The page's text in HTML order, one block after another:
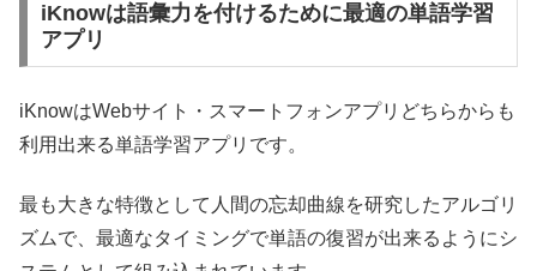
iKnowは語彙力を付けるために最適の単語学習
アプリ
iKnowはWebサイト・スマートフォンアプリどちらからも
利用出来る単語学習アプリです。
最も大きな特徴として人間の忘却曲線を研究したアルゴリ
ズムで、最適なタイミングで単語の復習が出来るようにシ